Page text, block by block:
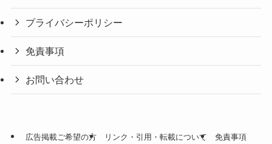
プライバシーポリシー
免責事項
お問い合わせ
広告掲載ご希望の方 リンク・引用・転載について 免責事項